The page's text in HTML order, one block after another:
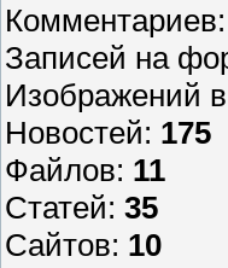
Комментариев:
Записей на
Изображений в
Новостей: 175
Файлов: 11
Статей: 35
Сайтов: 10